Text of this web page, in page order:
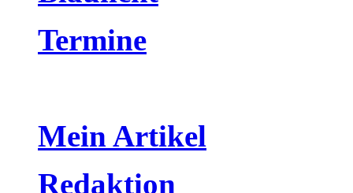
Termine
Mein Artikel
Redaktion